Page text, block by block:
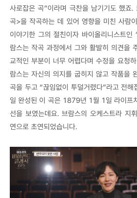
사로잡은 곡”이라며 극찬을 남기기도 했죠
곡>을 작곡하는 데 있어 영향을 미친 사람
이야기한 그의 절친이자 바이올리니스트인
람스는 작곡 과정에서 그와 활발히 의견을
교적인 부분이 너무 어렵다며 수정을 요청
람스는 자신의 의지를 굽히지 않고 작품을
곡을 두고 “끊임없이 투덜거렸다”라고 전
일 완성된 이 곡은 1879년 1월 1일 라이프
선을 보였는데요. 브람스의 오케스트라 지
연으로 초연되었습니다.